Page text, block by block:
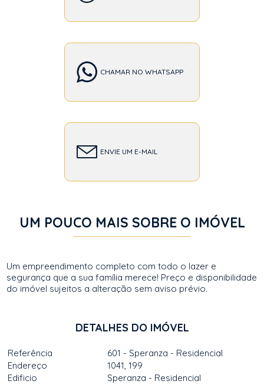
CHAMAR NO WHATSAPP
ENVIE UM E-MAIL
UM POUCO MAIS SOBRE O IMÓVEL
Um empreendimento completo com todo o lazer e
segurança que a sua família merece! Preço e disponibilidade
do imóvel sujeitos a alteração sem aviso prévio.
DETALHES DO IMÓVEL
Referência
601 - Speranza - Residencial
Endereço
1041, 199
Edificio
Speranza - Residencial